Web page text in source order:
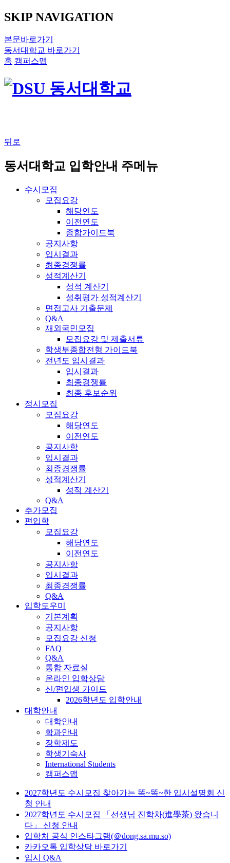
SKIP NAVIGATION
본문바로가기
동서대학교 바로가기
홈 캠퍼스맵
뒤로
동서대학교 입학안내 주메뉴
수시모집
모집요강
해당연도
이전연도
종합가이드북
공지사항
입시결과
최종경쟁률
성적계산기
성적 계산기
성취평가 성적계산기
면접고사 기출문제
Q&A
재외국민모집
모집요강 및 제출서류
학생부종합전형 가이드북
전년도 입시결과
입시결과
최종경쟁률
최종 후보순위
정시모집
모집요강
해당연도
이전연도
공지사항
입시결과
최종경쟁률
성적계산기
성적 계산기
Q&A
추가모집
편입학
모집요강
해당연도
이전연도
공지사항
입시결과
최종경쟁률
Q&A
입학도우미
기본계획
공지사항
모집요강 신청
FAQ
Q&A
통합 자료실
온라인 입학상담
신/편입생 가이드
2026학년도 입학안내
대학안내
대학안내
학과안내
장학제도
학생기숙사
International Students
캠퍼스맵
2027학년도 수시모집 찾아가는 똑~똑~한 입시설명회 신
청 안내
2027학년도 수시모집 「선생님 진학차(進學茶) 왔습니
다」 신청 안내
입학처 공식 인스타그램(＠dong.sa.mu.so)
카카오톡 입학상담 바로가기
입시 Q&A